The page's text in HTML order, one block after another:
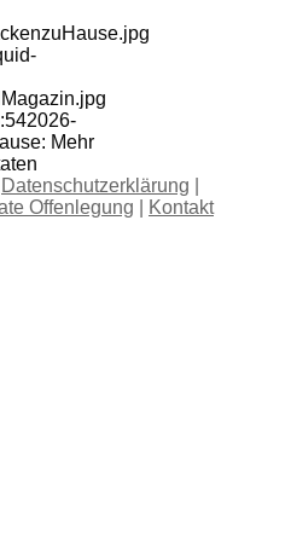
2026-
Mehr
Datenschutzerklärung
Offenlegung
Kontakt